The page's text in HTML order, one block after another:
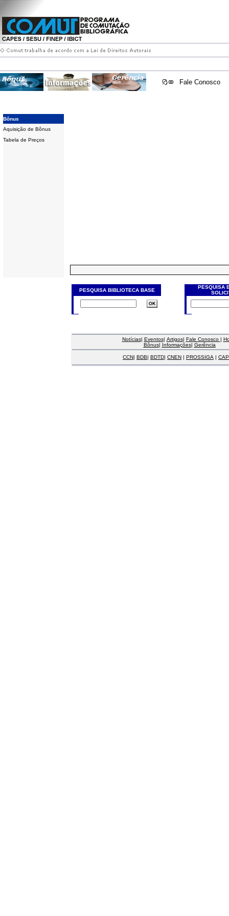
Fale Conosco
Bônus
Aquisição de Bônus
Tabela de Preços
PESQUISA BIBLIOTECA BASE
PESQUISA
Notícias| Eventos| Artigos| Fale Conosco |
Bônus| Informações| Gerência
CCN| BDB| BDTD| CNEN | PROSSIGA |